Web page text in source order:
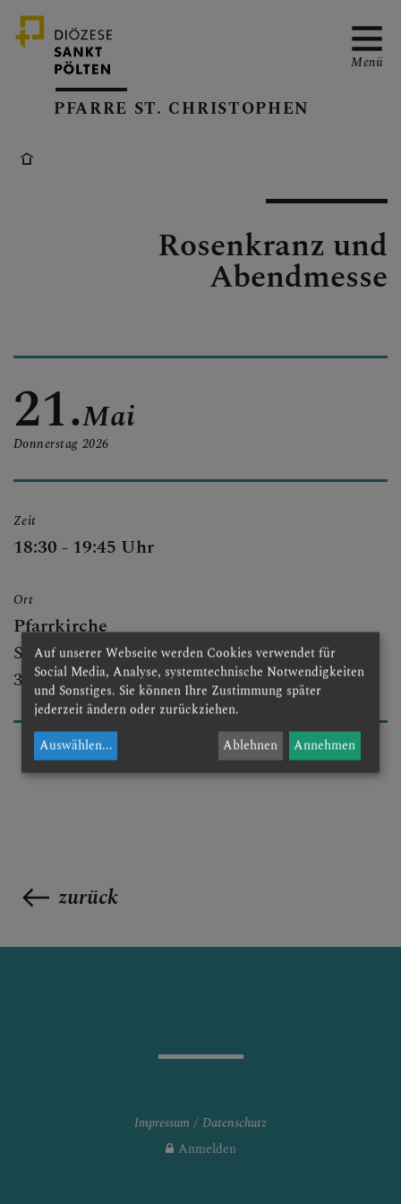
TERMINE
PFARRGRUPPEN
PFARRE ST. CHRISTOPHEN
Menü
Rosenkranz und
Abendmesse
21.
Donnerstag
Mai
2026
Zeit
18:30 - 19:45 Uhr
Ort
Pfarrkirche
Schulgasse 1
3051 St. Christophen
zurück
Impressum
Datenschutz
Anmelden
Auf unserer Webseite werden Cookies verwendet für
Social Media, Analyse, systemtechnische Notwendigkeiten
und Sonstiges. Sie können Ihre Zustimmung später
jederzeit ändern oder zurückziehen.
Auswählen... Ablehnen Annehmen